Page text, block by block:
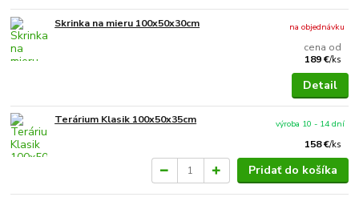
Skrinka na mieru 100x50x30cm
cena od
189 €/ks
na objednávku
Detail
Terárium Klasik 100x50x35cm
158 €/ks
výroba 10 - 14 dní
Pridať do košíka